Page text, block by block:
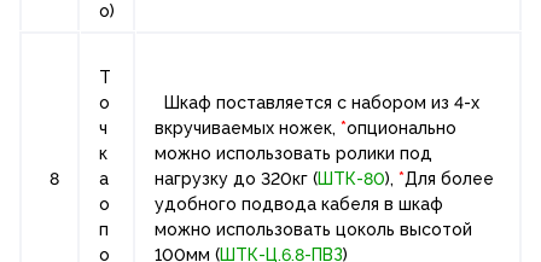
о)
8
Т
о
ч
к
а
о
п
о
Шкаф поставляется с набором из 4-х
вкручиваемых ножек, *опционально
можно использовать ролики под
нагрузку до 320кг (ШТК-80), *Для более
удобного подвода кабеля в шкаф
можно использовать цоколь высотой
100мм (ШТК-Ц.6.8-ПВЗ)